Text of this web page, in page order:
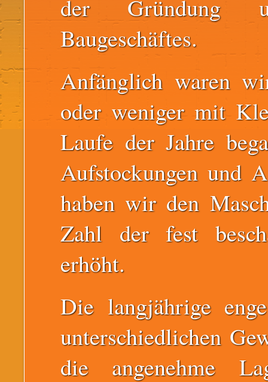
der Gründung
Baugeschäftes.
Anfänglich waren
oder weniger mit
Laufe der Jahre
Aufstockungen und
haben wir den
Zahl der fest
erhöht.
Die langjährige
unterschiedlichen
die angenehme